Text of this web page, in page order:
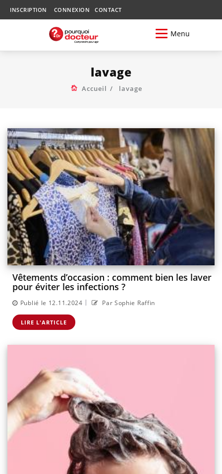
INSCRIPTION CONNEXION CONTACT
Menu
lavage
Accueil lavage
Vêtements d’occasion : comment bien les laver
pour éviter les infections ?
Publié le 12.11.2024 | Par Sophie Raffin
LIRE L'ARTICLE